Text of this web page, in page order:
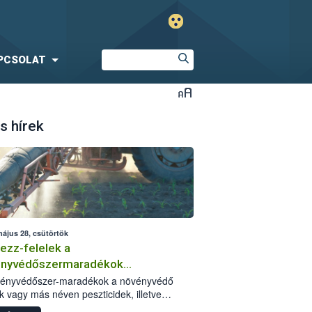
hírek
28, csütörtök
felelek a
kockázatáról
maradékok a növényvédő
vagy más néven peszticidek, illetve
kis mennyiségei, melyek a